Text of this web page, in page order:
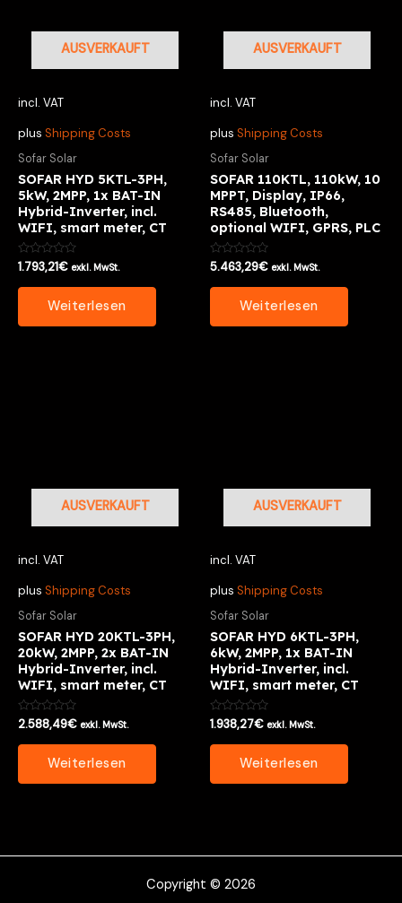
AUSVERKAUFT
incl. VAT
plus Shipping Costs
Sofar Solar
SOFAR HYD 5KTL-3PH,
5kW, 2MPP, 1x BAT-IN
Hybrid-Inverter, incl.
WIFI, smart meter, CT
Bewertet
mit
0
1.793,21€ exkl. MwSt.
Weiterlesen
AUSVERKAUFT
incl. VAT
plus Shipping Costs
Sofar Solar
SOFAR 110KTL, 110kW, 10
MPPT, Display, IP66,
RS485, Bluetooth,
optional WIFI, GPRS, PLC
Bewertet
mit
0
5.463,29€ exkl. MwSt.
Weiterlesen
AUSVERKAUFT
incl. VAT
plus Shipping Costs
Sofar Solar
SOFAR HYD 20KTL-3PH,
20kW, 2MPP, 2x BAT-IN
Hybrid-Inverter, incl.
WIFI, smart meter, CT
Bewertet
mit
0
2.588,49€ exkl. MwSt.
Weiterlesen
AUSVERKAUFT
incl. VAT
plus Shipping Costs
Sofar Solar
SOFAR HYD 6KTL-3PH,
6kW, 2MPP, 1x BAT-IN
Hybrid-Inverter, incl.
WIFI, smart meter, CT
Bewertet
mit
0
1.938,27€ exkl. MwSt.
Weiterlesen
Copyright © 2026